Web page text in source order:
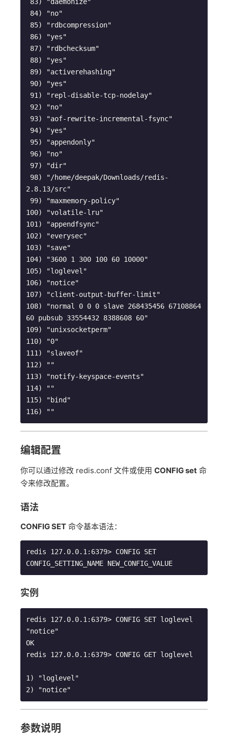
2.8.13/src"
100) "volatile-lru"
101) "appendfsync"
102) "everysec"
103) "save"
104) "3600 1 300 100 60 10000"
105) "loglevel"
106) "notice"
107) "client-output-buffer-limit"
108) "normal 0 0 0 slave 268435456 67108864
60 pubsub 33554432 8388608 60"
109) "unixsocketperm"
110) "0"
111) "slaveof"
112) ""
113) "notify-keyspace-events"
114) ""
115) "bind"
编辑配置
你可以通过修改 redis.conf 文件或使用 CONFIG set 命
令来修改配置。
语法
CONFIG SET 命令基本语法：
redis 127.0.0.1:6379> CONFIG SET
实例
redis 127.0.0.1:6379> CONFIG SET loglevel
"notice"
OK
redis 127.0.0.1:6379> CONFIG GET loglevel
1) "loglevel"
参数说明